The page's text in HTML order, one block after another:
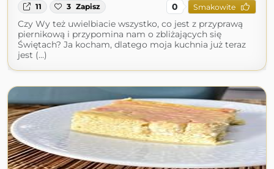
11 3 Zapisz 0 Smakowite
Czy Wy też uwielbiacie wszystko, co jest z przyprawą
piernikową i przypomina nam o zbliżających się
Świętach? Ja kocham, dlatego moja kuchnia już teraz
jest (...)